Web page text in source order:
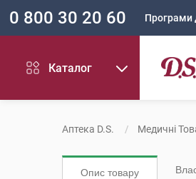
0 800 30 20 60 Програми
Каталог
Аптека D.S. Медичні
Опис товару